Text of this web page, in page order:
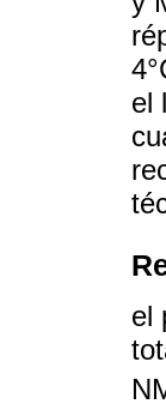
el
el